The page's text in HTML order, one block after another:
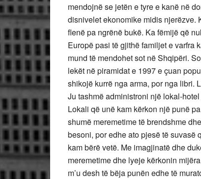
mendojnë se jetën e tyre e kanë në
disnivelet ekonomike midis njerëzve.
flenë pa ngrënë bukë. Ka fëmijë që
Europë pasi të gjithë familjet e varfra
mund të mendohet sot në Shqipëri.
lekët në piramidat e 1997 e çuan
shikojë kurrë nga arma, por nga libri.
Ju tashmë administroni një lokal-
Lokali që unë kam kërkon një punë
shumë meremetime të brendshme
besoni, por edhe ato pjesë të suvasë
kam bërë vetë. Me imagjinatë dhe
meremetime dhe lyeje kërkonin
m’u desh të bëja punën edhe të